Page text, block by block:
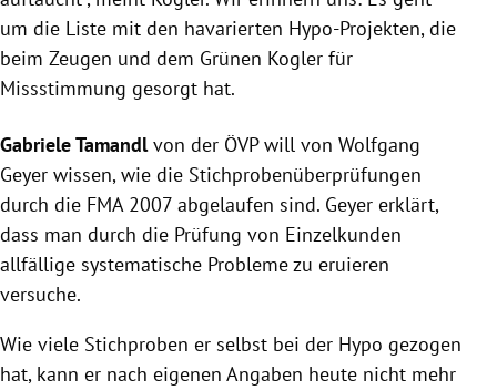
um die Liste mit den havarierten Hypo-Projekten, die
beim Zeugen und dem Grünen Kogler für
Missstimmung gesorgt hat.
Gabriele Tamandl von der ÖVPwill von Wolfgang
Geyer wissen, wie die Stichprobenüberprüfungen
durch die FMA2007 abgelaufen sind. Geyer erklärt,
dass man durch die Prüfung von Einzelkunden
allfällige systematische Probleme zu eruieren
versuche.
Wie viele Stichproben er selbst bei der Hypo gezogen
hat, kann er nach eigenen Angaben heute nicht mehr